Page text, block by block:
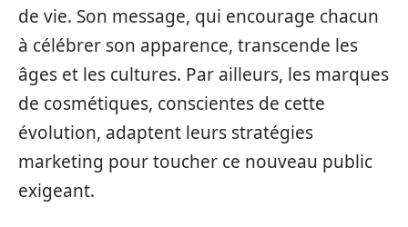
de vie. Son message, qui encourage chacun
à célébrer son apparence, transcende les
âges et les cultures. Par ailleurs, les marques
de cosmétiques, conscientes de cette
évolution, adaptent leurs stratégies
marketing pour toucher ce nouveau public
exigeant.